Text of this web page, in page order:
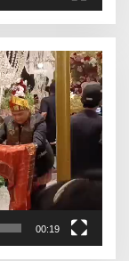
00:19